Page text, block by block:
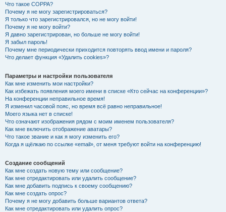
Что такое COPPA?
Почему я не могу зарегистрироваться?
Я только что зарегистрировался, но не могу войти!
Почему я не могу войти?
Я давно зарегистрирован, но больше не могу войти!
Я забыл пароль!
Почему мне периодически приходится повторять ввод имени и пароля?
Что делает функция «Удалить cookies»?
Параметры и настройки пользователя
Как мне изменить мои настройки?
Как избежать появления моего имени в списке «Кто сейчас на конференции»?
На конференции неправильное время!
Я изменил часовой пояс, но время всё равно неправильное!
Моего языка нет в списке!
Что означают изображения рядом с моим именем пользователя?
Как мне включить отображение аватары?
Что такое звание и как я могу изменить его?
Когда я щёлкаю по ссылке «email», от меня требуют войти на конференцию!
Создание сообщений
Как мне создать новую тему или сообщение?
Как мне отредактировать или удалить сообщение?
Как мне добавить подпись к своему сообщению?
Как мне создать опрос?
Почему я не могу добавить больше вариантов ответа?
Как мне отредактировать или удалить опрос?